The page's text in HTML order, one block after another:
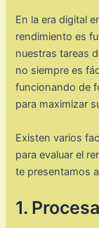
En la era digital
rendimiento es
nuestras tareas
no siempre es
funcionando de
para maximizar
Existen varios
para evaluar el
te presentamos
1.